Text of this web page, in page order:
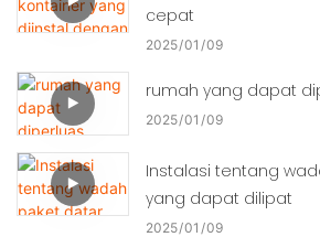
cepat
2025 01 09
rumah yang dapat
2025 01 09
Instalasi tentang
yang dapat dilipat
2025 01 09